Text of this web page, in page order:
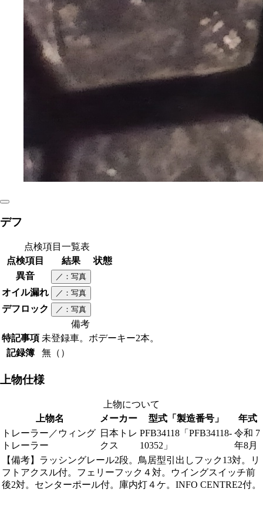
デフ
点検項目一覧表
点検項目
結果
状態
異音
／ ：写真
オイル漏れ ／ ：写真
デフロック ／ ：写真
備考
特記事項 未登録車。ボデーキー2本。
記録簿
無（）
上物仕様
上物について
上物名
メーカー 型式「製造番号」
年式
トレーラー／ウィング
トレーラー
日本トレ
クス
PFB34118「PFB34118-
10352」
令和 7
年8月
【備考】ラッシングレール2段。鳥居型引出しフック13対。リ
フトアクスル付。フェリーフック４対。ウイングスイッチ前
後2対。センターポール付。庫内灯４ケ。INFO CENTRE2付。